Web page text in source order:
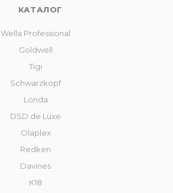
КАТАЛОГ
Wella Professional
Goldwell
Tigi
Schwarzkopf
Londa
DSD de Luxe
Olaplex
Redken
Davines
К18